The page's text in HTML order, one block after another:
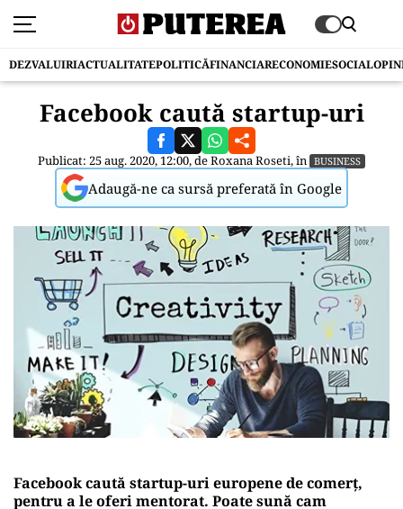
DEZVALUIRIACTUALITATEPOLITICĂFINANCIARECONOMIESOCIAL
Facebook caută startup-uri
Publicat: 25 aug. 2020, 12:00, deRoxana Roseti, în BUSINESS
Adaugă-ne ca sursă preferată în Google
Facebook caută startup-uri europene de comerț,
pentru a le oferi mentorat. Poate sună cam